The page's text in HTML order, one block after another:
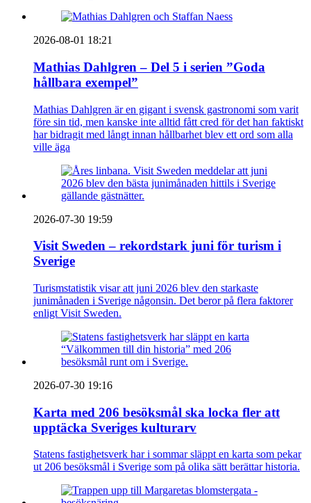
2026-08-01 18:21
Mathias Dahlgren – Del 5 i serien ”Goda
hållbara exempel”
Mathias Dahlgren är en gigant i svensk gastronomi som varit
före sin tid, men kanske inte alltid fått cred för det han faktiskt
har bidragit med långt innan hållbarhet blev ett ord som alla
ville äga
2026-07-30 19:59
Visit Sweden – rekordstark juni för turism i
Sverige
Turismstatistik visar att juni 2026 blev den starkaste
junimånaden i Sverige någonsin. Det beror på flera faktorer
enligt Visit Sweden.
2026-07-30 19:16
Karta med 206 besöksmål ska locka fler att
upptäcka Sveriges kulturarv
Statens fastighetsverk har i sommar släppt en karta som pekar
ut 206 besöksmål i Sverige som på olika sätt berättar historia.